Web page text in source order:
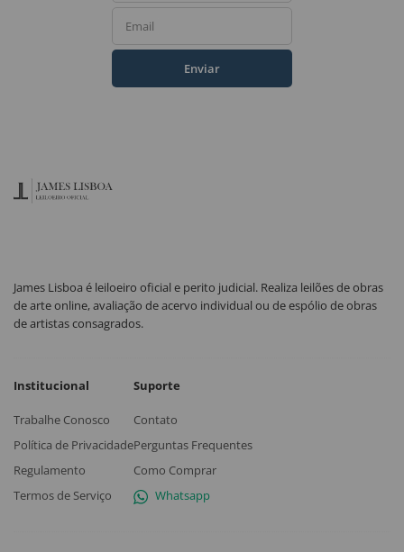
Email
Enviar
James Lisboa é leiloeiro oficial e perito judicial. Realiza leilões de obras
de arte online, avaliação de acervo individual ou de espólio de obras
de artistas consagrados.
Institucional
Trabalhe Conosco
Política de Privacidade
Regulamento
Termos de Serviço
Suporte
Contato
Perguntas Frequentes
Como Comprar
Whatsapp